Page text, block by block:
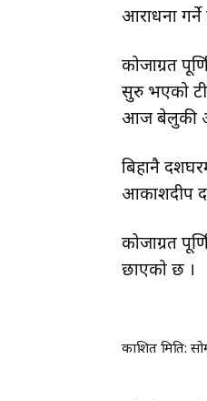
आराधना गर्ने
कोजाग्रत
सुरु भएको
आज बेलुकी
बिहानै
आकाशदीप
कोजाग्रत
छाएको छ ।
प्रकाशित मिति: